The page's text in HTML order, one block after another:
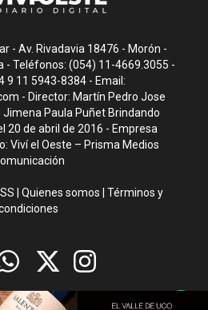
- Av. Rivadavia 18476 - Morón -
- Teléfonos: (054) 11-4669.3055 -
9 11 5943-8384 - Email:
- Director: Martín Pedro Jose
Jimena Paula Puñet Brindando
20 de abril de 2016 - Empresa
Viví el Oeste – Prisma Medios
|Quienes somos |Términos y